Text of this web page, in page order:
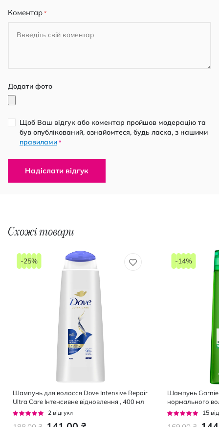
Коментар
Додати фото
Щоб Ваш відгук або коментар пройшов модерацію та
був опублікований, ознайомтеся, будь ласка, з нашими
правилами *
Надіслати відгук
Схожі товари
Шампунь для волосся Dove Intensive Repair
Ultra Care Інтенсивне відновлення , 400 мл
Рейтинг:
2 відгуки
-25%
Шампунь
нормального
жирності 400 мл
Рейтинг:
15
-14%